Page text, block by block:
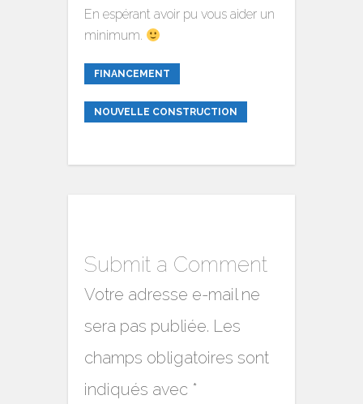
En espérant avoir pu vous aider un
minimum.
FINANCEMENT
NOUVELLE CONSTRUCTION
Submit a Comment
Votre adresse e-mail ne
sera pas publiée. Les
champs obligatoires sont
indiqués avec *